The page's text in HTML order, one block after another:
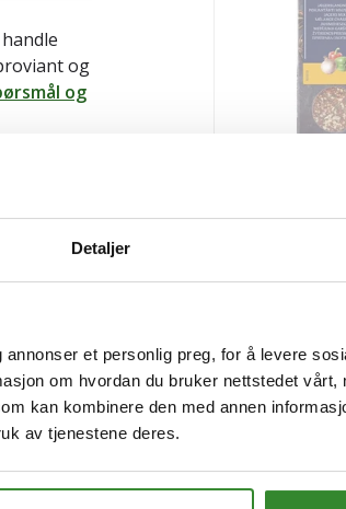
Detaljer
et personlig preg, for å levere
om hvordan du bruker nettstedet vårt,
kan kombinere den med annen
av tjenestene deres.
og
og
Pris
kr 123,91